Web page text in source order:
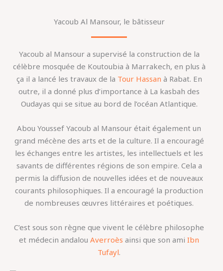
Yacoub Al Mansour, le bâtisseur
Yacoub al Mansour a supervisé la construction de la
célèbre mosquée de Koutoubia à Marrakech, en plus à
ça il a lancé les travaux de la Tour Hassan à Rabat. En
outre, il a donné plus d’importance à La kasbah des
Oudayas qui se situe au bord de l’océan Atlantique.
Abou Youssef Yacoub al Mansour était également un
grand mécène des arts et de la culture. Il a encouragé
les échanges entre les artistes, les intellectuels et les
savants de différentes régions de son empire. Cela a
permis la diffusion de nouvelles idées et de nouveaux
courants philosophiques. Il a encouragé la production
de nombreuses œuvres littéraires et poétiques.
C’est sous son règne que vivent le célèbre philosophe
et médecin andalou Averroès ainsi que son ami Ibn
Tufayl.